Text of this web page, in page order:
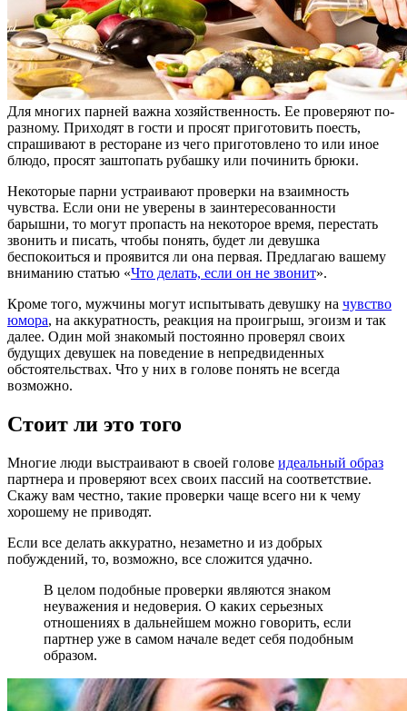
Для многих парней важна хозяйственность. Ее проверяют по-
разному. Приходят в гости и просят приготовить поесть,
спрашивают в ресторане из чего приготовлено то или иное
блюдо, просят заштопать рубашку или починить брюки.
Некоторые парни устраивают проверки на взаимность
чувства. Если они не уверены в заинтересованности
барышни, то могут пропасть на некоторое время, перестать
звонить и писать, чтобы понять, будет ли девушка
беспокоиться и проявится ли она первая. Предлагаю вашему
вниманию статью «Что делать, если он не звонит».
Кроме того, мужчины могут испытывать девушку на чувство
юмора, на аккуратность, реакция на проигрыш, эгоизм и так
далее. Один мой знакомый постоянно проверял своих
будущих девушек на поведение в непредвиденных
обстоятельствах. Что у них в голове понять не всегда
возможно.
Стоит ли это того
Многие люди выстраивают в своей голове идеальный образ
партнера и проверяют всех своих пассий на соответствие.
Скажу вам честно, такие проверки чаще всего ни к чему
хорошему не приводят.
Если все делать аккуратно, незаметно и из добрых
побуждений, то, возможно, все сложится удачно.
В целом подобные проверки являются знаком
неуважения и недоверия. О каких серьезных
отношениях в дальнейшем можно говорить, если
партнер уже в самом начале ведет себя подобным
образом.